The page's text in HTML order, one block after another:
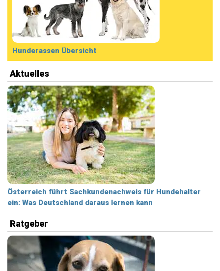
Hunderassen Übersicht
Aktuelles
Österreich führt Sachkundenachweis für Hundehalter
ein: Was Deutschland daraus lernen kann
Ratgeber